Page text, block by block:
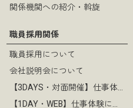
関係機関への紹介・斡旋
職員採用関係
職員採用について
会社説明会について
【3DAYS・対面開催】仕事体験について
【1DAY・WEB】仕事体験について